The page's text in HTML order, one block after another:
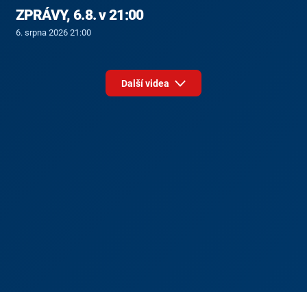
ZPRÁVY, 6.8. v 21:00
6. srpna 2026 21:00
Další videa